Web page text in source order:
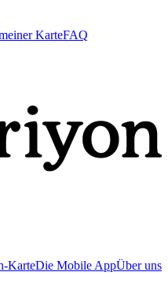
KarteFAQ
KarteDie Mobile AppÜber uns